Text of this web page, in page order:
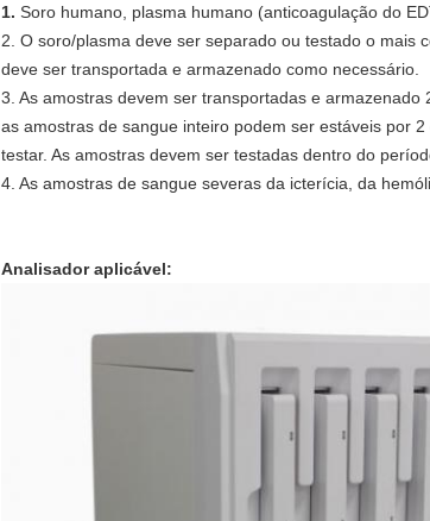
1. Soro humano, plasma humano (anticoagulação do
2. O soro/plasma deve ser separado ou testado o mais
deve ser transportada e armazenado como necessário.
3. As amostras devem ser transportadas e
as amostras de sangue inteiro podem ser estáveis
testar. As amostras devem ser testadas dentro do
4. As amostras de sangue severas da icterícia, da
Analisador aplicável: